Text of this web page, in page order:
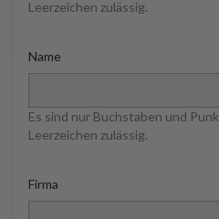
Leerzeichen zulässig.
Name
Es sind nur Buchstaben und
Leerzeichen zulässig.
Firma